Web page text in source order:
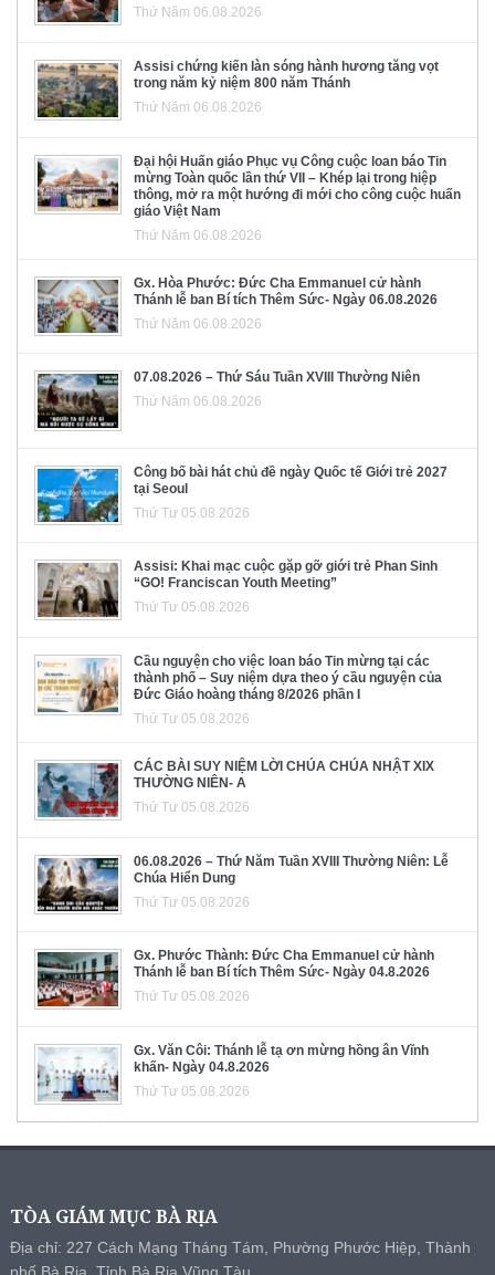
Thứ Năm 06.08.2026
Assisi chứng kiến làn sóng hành hương tăng vọt
trong năm kỷ niệm 800 năm Thánh
Thứ Năm 06.08.2026
Đại hội Huấn giáo Phục vụ Công cuộc loan báo Tin
mừng Toàn quốc lần thứ VII – Khép lại trong hiệp
thông, mở ra một hướng đi mới cho công cuộc huấn
giáo Việt Nam
Thứ Năm 06.08.2026
Gx. Hòa Phước: Đức Cha Emmanuel cử hành
Thánh lễ ban Bí tích Thêm Sức- Ngày 06.08.2026
Thứ Năm 06.08.2026
07.08.2026 – Thứ Sáu Tuần XVIII Thường Niên
Thứ Năm 06.08.2026
Công bố bài hát chủ đề ngày Quốc tế Giới trẻ 2027
tại Seoul
Thứ Tư 05.08.2026
Assisi: Khai mạc cuộc gặp gỡ giới trẻ Phan Sinh
“GO! Franciscan Youth Meeting”
Thứ Tư 05.08.2026
Cầu nguyện cho việc loan báo Tin mừng tại các
thành phố – Suy niệm dựa theo ý cầu nguyện của
Đức Giáo hoàng tháng 8/2026 phần I
Thứ Tư 05.08.2026
CÁC BÀI SUY NIỆM LỜI CHÚA CHÚA NHẬT XIX
THƯỜNG NIÊN- A
Thứ Tư 05.08.2026
06.08.2026 – Thứ Năm Tuần XVIII Thường Niên: Lễ
Chúa Hiển Dung
Thứ Tư 05.08.2026
Gx. Phước Thành: Đức Cha Emmanuel cử hành
Thánh lễ ban Bí tích Thêm Sức- Ngày 04.8.2026
Thứ Tư 05.08.2026
Gx. Văn Côi: Thánh lễ tạ ơn mừng hồng ân Vĩnh
khấn- Ngày 04.8.2026
Thứ Tư 05.08.2026
TÒA GIÁM MỤC BÀ RỊA
Địa chỉ: 227 Cách Mạng Tháng Tám, Phường Phước Hiệp, Thành
phố Bà Rịa, Tỉnh Bà Rịa Vũng Tàu.